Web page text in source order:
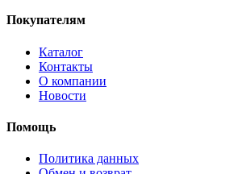
Покупателям
Каталог
Контакты
О компании
Новости
Помощь
Политика данных